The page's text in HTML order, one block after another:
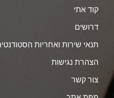
קוד אתי
דרושים
תנאי שירות ואחריות
הצהרת נגישות
צור קשר